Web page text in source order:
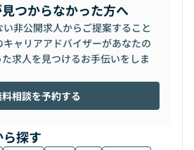
つからなかった方へ
非公開求人からご提案すること
ャリアアドバイザーがあなたの
求人を見つけるお手伝いをしま
相談を予約する
探す